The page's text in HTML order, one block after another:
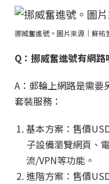
挪威奮進號。圖片來源｜蘇祐
Q：挪威奮進號有網路
A：郵輪上網路是需要
套裝服務：
基本方案：售價
子設備瀏覽網頁、
流/VPN等功能。
進階方案：售價